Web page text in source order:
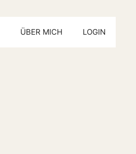
ÜBER MICH LOGIN